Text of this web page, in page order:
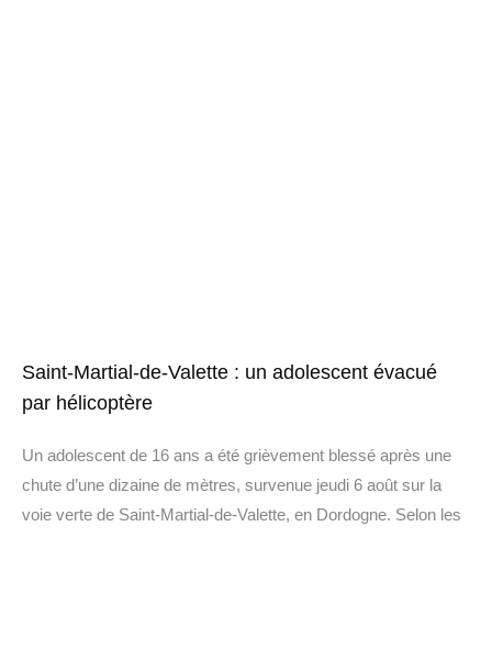
Saint-Martial-de-Valette : un adolescent évacué
par hélicoptère
Un adolescent de 16 ans a été grièvement blessé après une
chute d’une dizaine de mètres, survenue jeudi 6 août sur la
voie verte de Saint-Martial-de-Valette, en Dordogne. Selon les